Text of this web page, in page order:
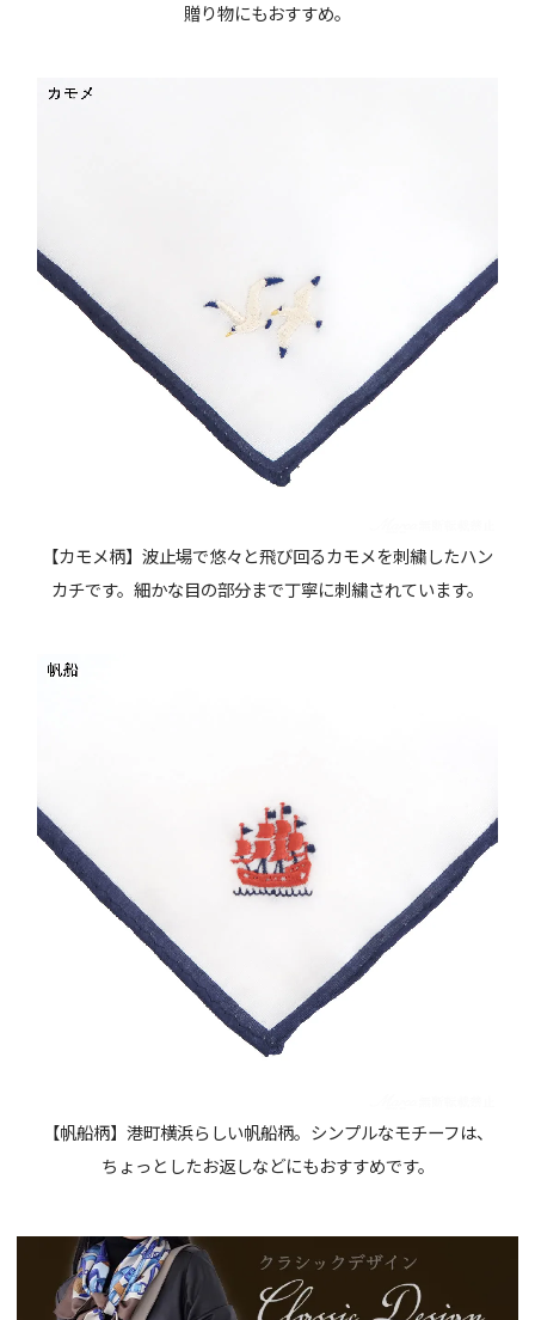
贈り物にもおすすめ。
【カモメ柄】波止場で悠々と飛び回るカモメを刺繍したハン
カチです。細かな目の部分まで丁寧に刺繍されています。
【帆船柄】港町横浜らしい帆船柄。シンプルなモチーフは、
ちょっとしたお返しなどにもおすすめです。